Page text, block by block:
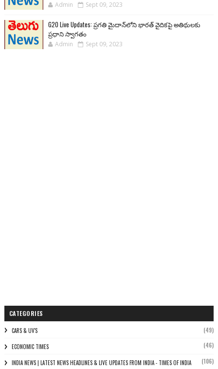
Admin Sept 09, 2023
G20 Live Updates: ప్రగతి మైదాన్‌లోని భారత్ వైదికపై అతిథులకు
ప్రధాని స్వాగతం
Admin Sept 09, 2023
CATEGORIES
CARS & UV'S (49)
ECONOMIC TIMES (46)
INDIA NEWS | LATEST NEWS HEADLINES & LIVE UPDATES FROM INDIA - TIMES OF INDIA (106)